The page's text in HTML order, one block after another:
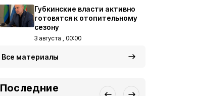
Губкинские власти активно
готовятся к отопительному
сезону
3 августа , 00:00
Все материалы
Последние